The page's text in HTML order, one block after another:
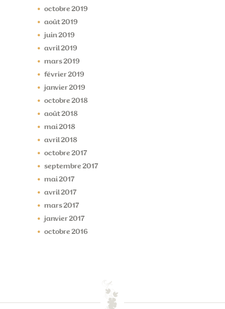
octobre 2019
août2019
juin 2019
avril2019
mars2019
février2019
janvier2019
octobre 2018
août2018
mai2018
avril2018
octobre 2017
septembre 2017
mai2017
avril2017
mars2017
janvier2017
octobre 2016